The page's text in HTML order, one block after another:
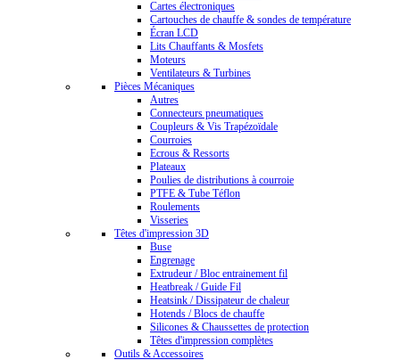
Cartes électroniques
Cartouches de chauffe & sondes de température
Écran LCD
Lits Chauffants & Mosfets
Moteurs
Ventilateurs & Turbines
Pièces Mécaniques
Autres
Connecteurs pneumatiques
Coupleurs & Vis Trapézoïdale
Courroies
Ecrous & Ressorts
Plateaux
Poulies de distributions à courroie
PTFE & Tube Téflon
Roulements
Visseries
Têtes d'impression 3D
Buse
Engrenage
Extrudeur / Bloc entrainement fil
Heatbreak / Guide Fil
Heatsink / Dissipateur de chaleur
Hotends / Blocs de chauffe
Silicones & Chaussettes de protection
Têtes d'impression complètes
Outils & Accessoires